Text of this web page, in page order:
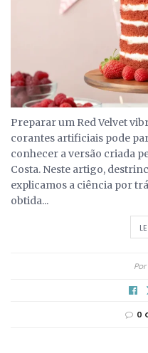
Preparar um Red Velvet
corantes artificiais pode
conhecer a versão criada
Costa. Neste artigo,
explicamos a ciência por
obtida...
Por
0